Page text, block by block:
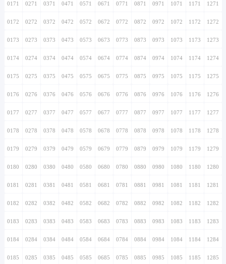
0171 0271 0371 0471 0571 0671 0771 0871 0971 1071 1171 1271
0172 0272 0372 0472 0572 0672 0772 0872 0972 1072 1172 1272
0173 0273 0373 0473 0573 0673 0773 0873 0973 1073 1173 1273
0174 0274 0374 0474 0574 0674 0774 0874 0974 1074 1174 1274
0175 0275 0375 0475 0575 0675 0775 0875 0975 1075 1175 1275
0176 0276 0376 0476 0576 0676 0776 0876 0976 1076 1176 1276
0177 0277 0377 0477 0577 0677 0777 0877 0977 1077 1177 1277
0178 0278 0378 0478 0578 0678 0778 0878 0978 1078 1178 1278
0179 0279 0379 0479 0579 0679 0779 0879 0979 1079 1179 1279
0180 0280 0380 0480 0580 0680 0780 0880 0980 1080 1180 1280
0181 0281 0381 0481 0581 0681 0781 0881 0981 1081 1181 1281
0182 0282 0382 0482 0582 0682 0782 0882 0982 1082 1182 1282
0183 0283 0383 0483 0583 0683 0783 0883 0983 1083 1183 1283
0184 0284 0384 0484 0584 0684 0784 0884 0984 1084 1184 1284
0185 0285 0385 0485 0585 0685 0785 0885 0985 1085 1185 1285